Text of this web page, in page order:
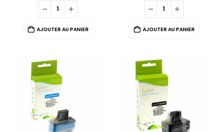
AJOUTER AU PANIER AJOUTER AU PANIER